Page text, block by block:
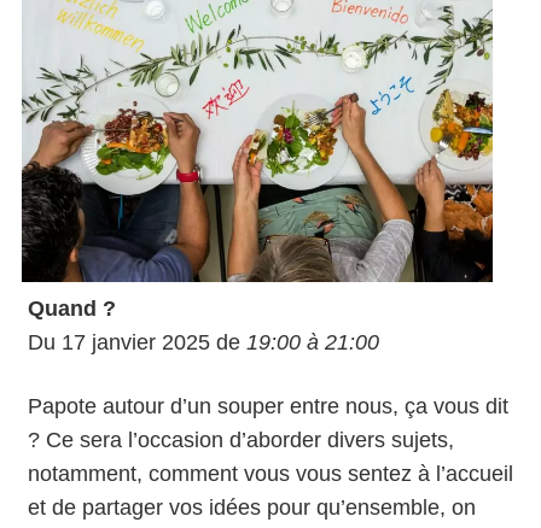
Quand ?
Du 17 janvier 2025 de 19:00 à 21:00
Papote autour d’un souper entre nous, ça vous dit
? Ce sera l’occasion d’aborder divers sujets,
notamment, comment vous vous sentez à l’accueil
et de partager vos idées pour qu’ensemble, on